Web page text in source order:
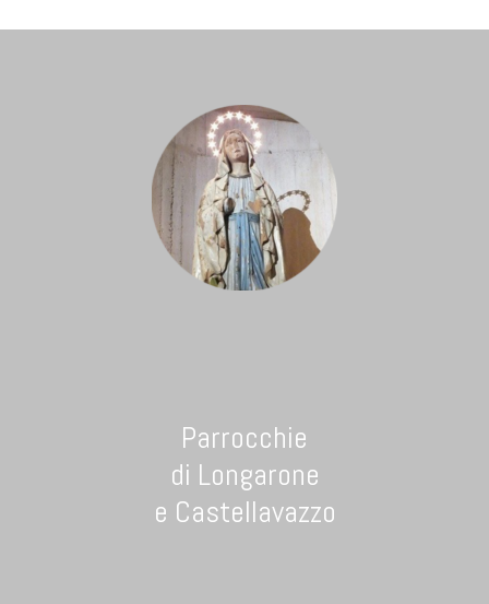
Parrocchie
di Longarone
e Castellavazzo